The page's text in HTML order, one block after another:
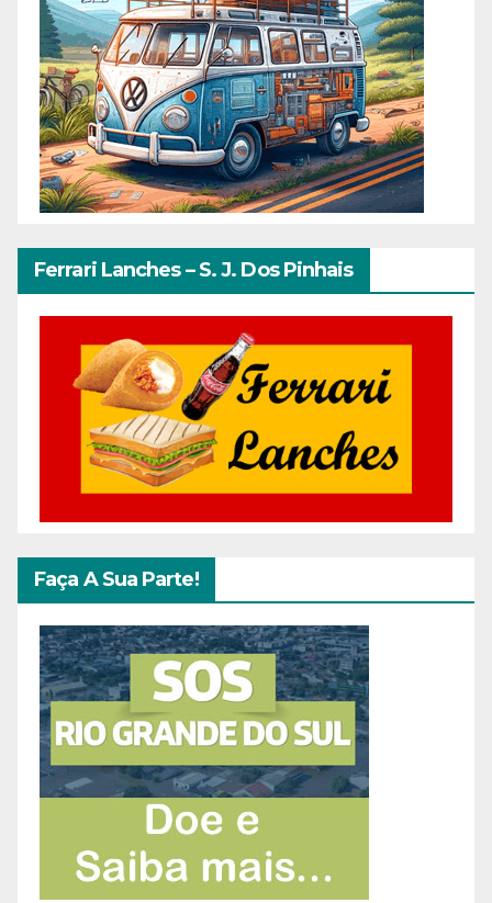
Ferrari Lanches – S. J. Dos Pinhais
Faça A Sua Parte!